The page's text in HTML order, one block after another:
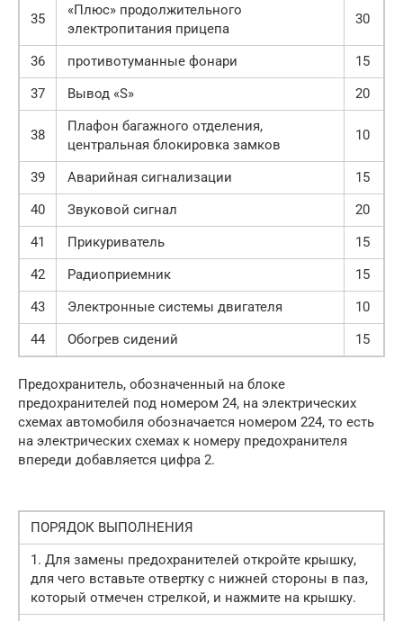
35
«Плюс» продолжительного
электропитания прицепа
30
36 противотуманные фонари
15
37
Вывод «S» 20
38
Плафон багажного отделения,
центральная блокировка замков
10
39 Аварийная сигнализации
15
40
Звуковой сигнал
20
41
Прикуриватель
15
42
Радиоприемник
15
43
Электронные системы двигателя
10
44
Обогрев сидений 15
Предохранитель, обозначенный на блоке
предохранителей под номером 24, на электрических
схемах автомобиля обозначается номером 224, то есть
на электрических схемах к номеру предохранителя
впереди добавляется цифра 2.
ПОРЯДОК ВЫПОЛНЕНИЯ
1. Для замены предохранителей откройте крышку,
для чего вставьте отвертку с нижней стороны в паз,
который отмечен стрелкой, и нажмите на крышку.